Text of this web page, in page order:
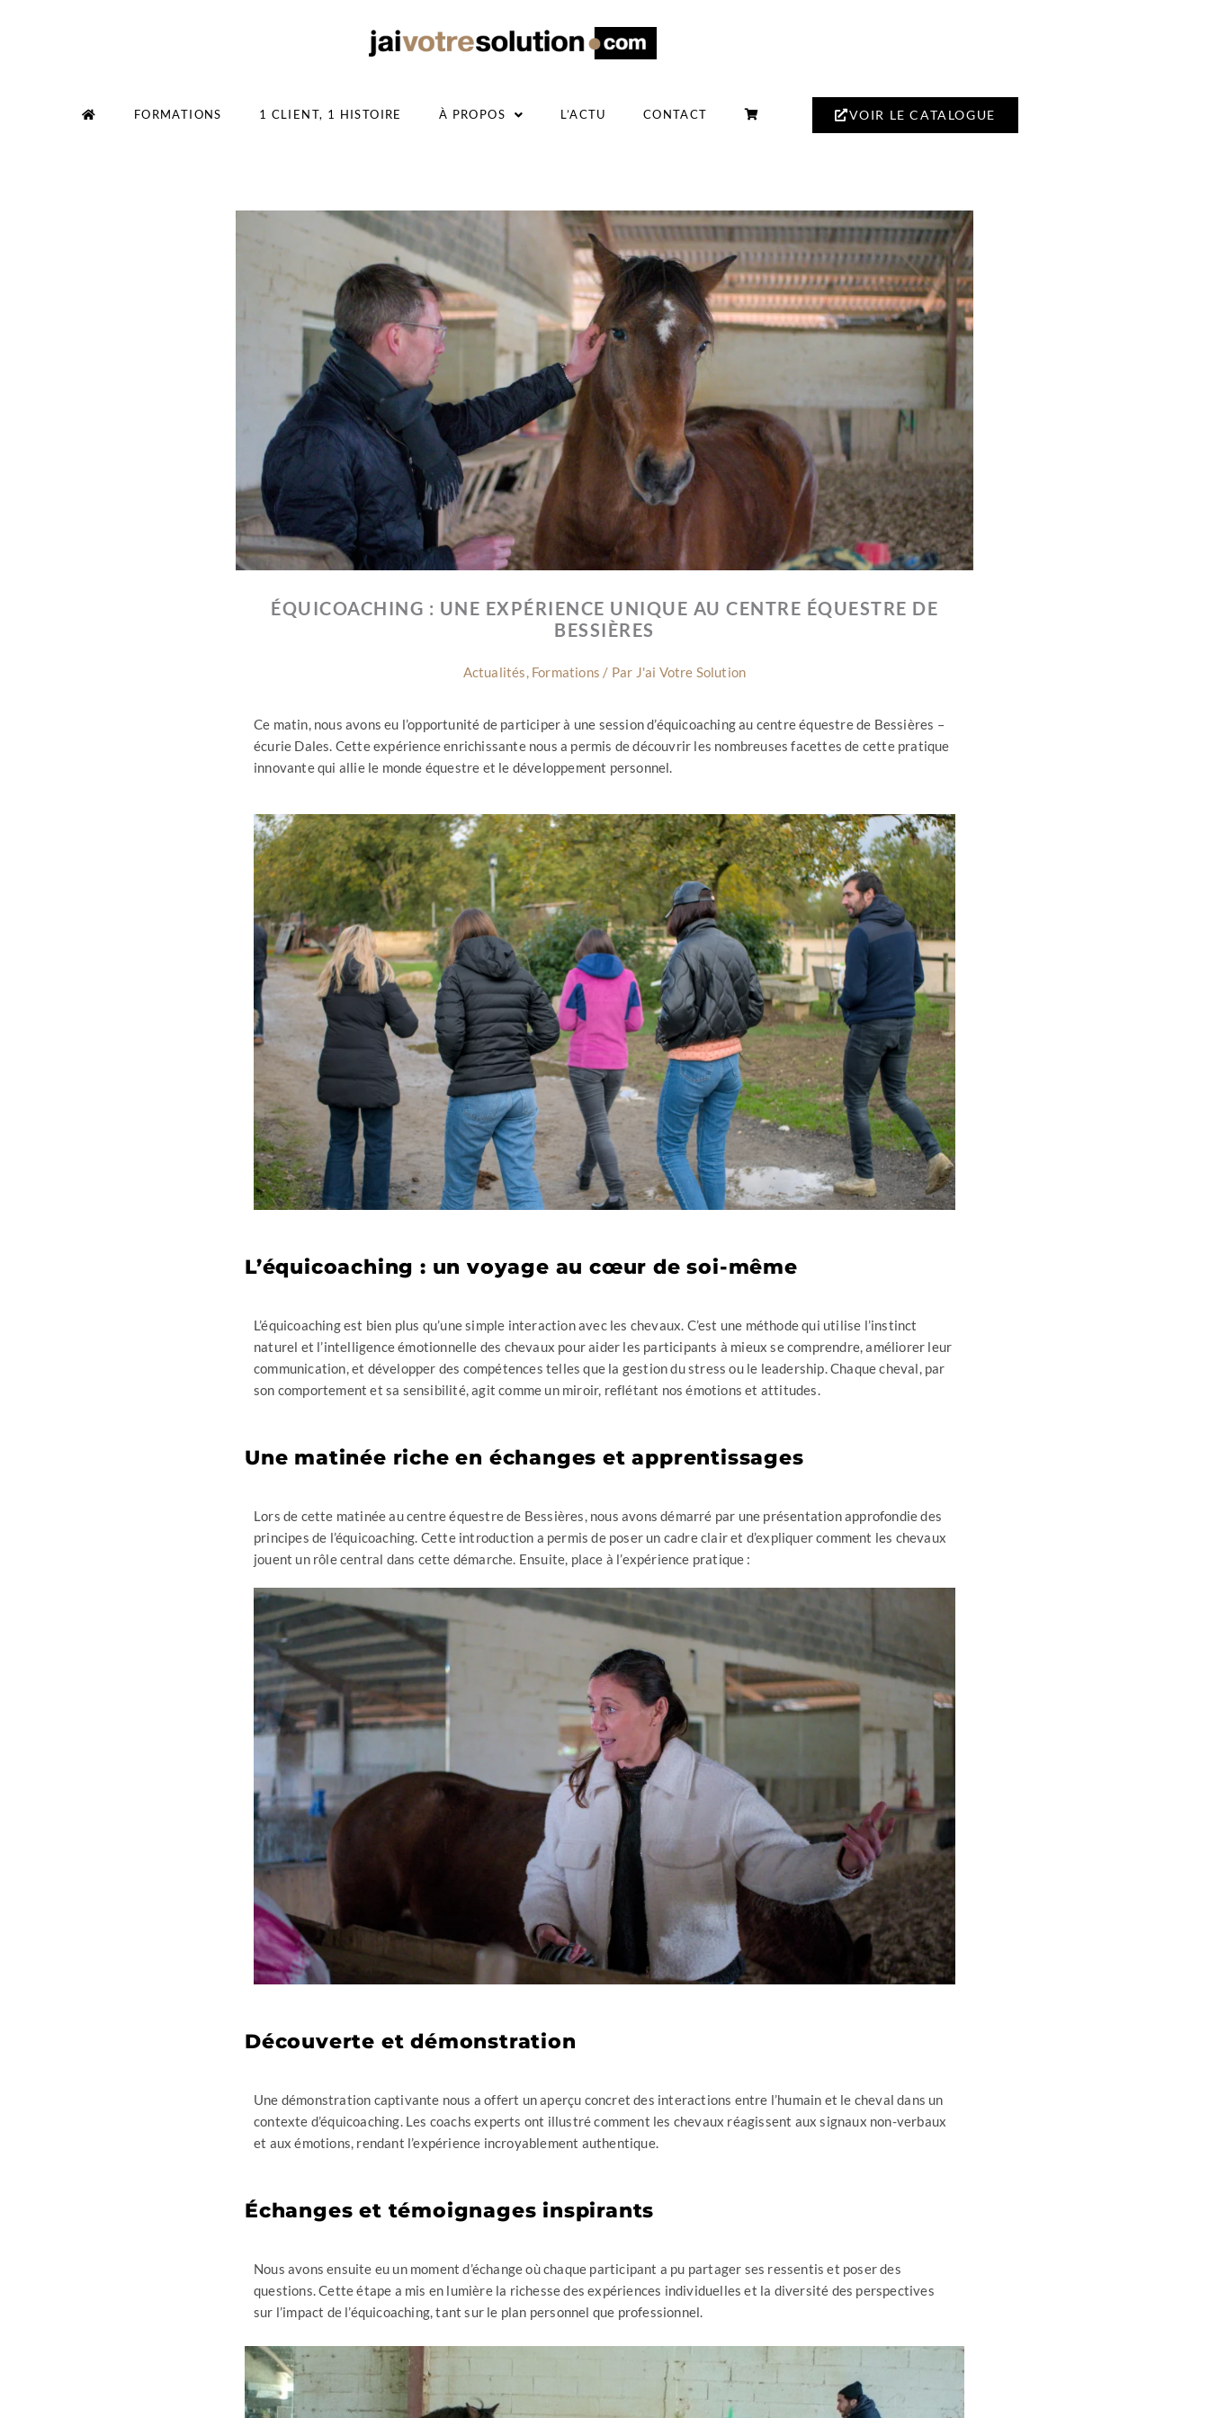
FORMATIONS 1 CLIENT, 1 HISTOIRE À PROPOS L’ACTU CONTACT VOIR LE CATALOGUE
ÉQUICOACHING : UNE EXPÉRIENCE UNIQUE AU CENTRE ÉQUESTRE DE
BESSIÈRES
Actualités, Formations / Par J'ai Votre Solution
Ce matin, nous avons eu l’opportunité de participer à une session d’équicoaching au centre équestre de Bessières –
écurie Dales. Cette expérience enrichissante nous a permis de découvrir les nombreuses facettes de cette pratique
innovante qui allie le monde équestre et le développement personnel.
L’équicoaching : un voyage au cœur de soi-même
L’équicoaching est bien plus qu’une simple interaction avec les chevaux. C’est une méthode qui utilise l’instinct
naturel et l’intelligence émotionnelle des chevaux pour aider les participants à mieux se comprendre, améliorer leur
communication, et développer des compétences telles que la gestion du stress ou le leadership. Chaque cheval, par
son comportement et sa sensibilité, agit comme un miroir, reflétant nos émotions et attitudes.
Une matinée riche en échanges et apprentissages
Lors de cette matinée au centre équestre de Bessières, nous avons démarré par une présentation approfondie des
principes de l’équicoaching. Cette introduction a permis de poser un cadre clair et d’expliquer comment les chevaux
jouent un rôle central dans cette démarche. Ensuite, place à l’expérience pratique :
Découverte et démonstration
Une démonstration captivante nous a offert un aperçu concret des interactions entre l’humain et le cheval dans un
contexte d’équicoaching. Les coachs experts ont illustré comment les chevaux réagissent aux signaux non-verbaux
et aux émotions, rendant l’expérience incroyablement authentique.
Échanges et témoignages inspirants
Nous avons ensuite eu un moment d’échange où chaque participant a pu partager ses ressentis et poser des
questions. Cette étape a mis en lumière la richesse des expériences individuelles et la diversité des perspectives
sur l’impact de l’équicoaching, tant sur le plan personnel que professionnel.